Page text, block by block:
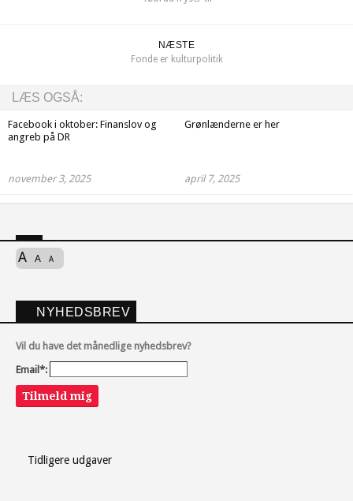
NÆSTE
Fonde er kulturpolitik
LÆS OGSÅ:
Facebook i oktober: Finanslov og
angreb på DR
november 3, 2025
Grønlænderne er her
april 7, 2025
A A A
NYHEDSBREV
Vil du have det månedlige nyhedsbrev?
Email*:
Tilmeld mig
Tidligere udgaver